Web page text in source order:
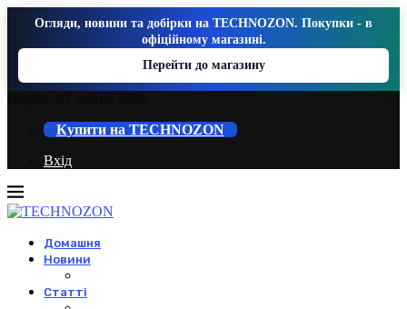
Огляди, новини та добірки на TECHNOZON. Покупки - в
офіційному магазині.
Перейти до магазину
Купити на TECHNOZON
Вхід
Домашня
Новини
Статті